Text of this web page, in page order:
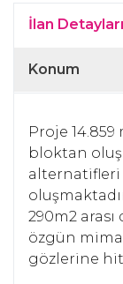
İlan Detayları
Konum
Proje
bloktan
290m2
özgün
gözlerine